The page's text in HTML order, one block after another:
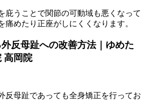
庇うことで関節の可動域も悪くなって
痛めたり正座がしにくくなります。
反母趾への改善方法｜ゆめた
高岡院
反母趾であっても全身矯正を行ってお